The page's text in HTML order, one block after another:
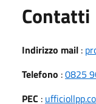
Contatti
Indirizzo mail :
Telefono :0825
PEC :